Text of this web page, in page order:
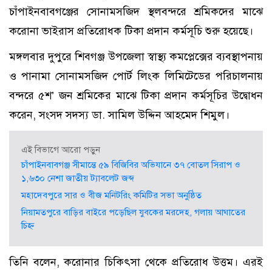
চাঁপাইনবাবগঞ্জের সোনামসজিদ স্থলবন্দরে শ্রমিকদের মাঝে
করোনা ভাইরাস প্রতিরোধক টিকা প্রদান কর্মসূচি শুরু হয়েছে।
মঙ্গলবার দুপুরে শিবগঞ্জ উপজেলা স্বাস্থ্য কমপ্লেক্সের ব্যবস্থাপনায়
ও পানামা সোনামসজিদ পোর্ট লিংক লিমিটেডের পরিচালনায়
বন্দরে ৫শ’ জন শ্রমিকের মাঝে টিকা প্রদান কর্মসূচির উদ্বোধন
করেন, সংসদ সদস্য ডা. সামিল উদ্দিন আহমেদ শিমুল।
এই বিভাগে আরো পড়ুন
চাঁপাইনবাবগঞ্জ সীমান্তে ৫৯ বিজিবির অভিযানে ৩৭ বোতল সিরাপ ও
১,৬৩০ নেশা জাতীয় ট্যাবলেট জব্দ
মহাদেবপুরে সার ও বীজ মনিটরিং কমিটির সভা অনুষ্ঠিত
নিয়ামতপুরে বাড়ির বাইরে পড়েছিল যুবকের মরদেহ, গলায় আঘাতের
চিহ্ন
তিনি বলেন, করোনার চিকিৎসা থেকে প্রতিরোধ উত্তম। এরই